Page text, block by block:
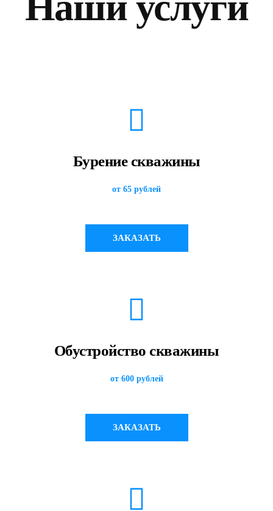
Бурение скважины
от 65 рублей
ЗАКАЗАТЬ
Обустройство скважины
от 600 рублей
ЗАКАЗАТЬ